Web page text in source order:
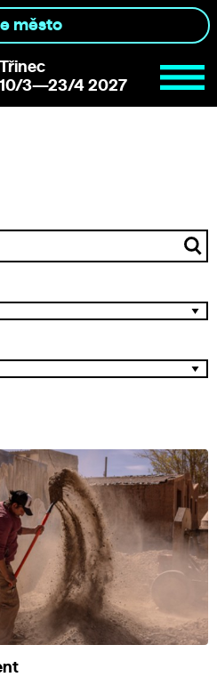
Třinec
10/3—23/4 2027